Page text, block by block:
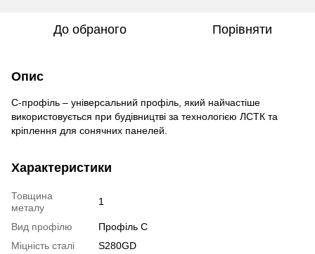
До обраного Порівняти
Опис
С-профіль – універсальний профіль, який найчастіше
використовується при будівництві за технологією ЛСТК та
кріплення для сонячних панелей.
Характеристики
Товщина
металу
1
Вид профілю
Профіль C
Міцність сталі
S280GD